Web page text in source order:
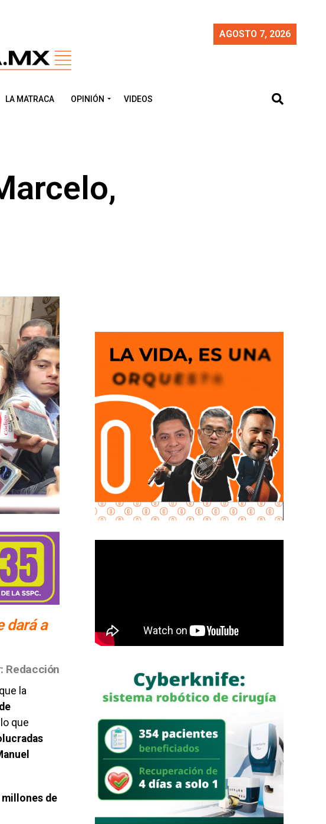
AGOSTO 7, 2026
LA MATRACA OPINIÓN VIDEOS
dará a
Redacción
la
que
de